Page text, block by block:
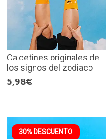
Calcetines originales de
los signos del zodiaco
5,98€
30% DESCUENTO